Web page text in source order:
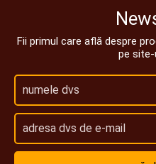
Fii primul care află despre
pe